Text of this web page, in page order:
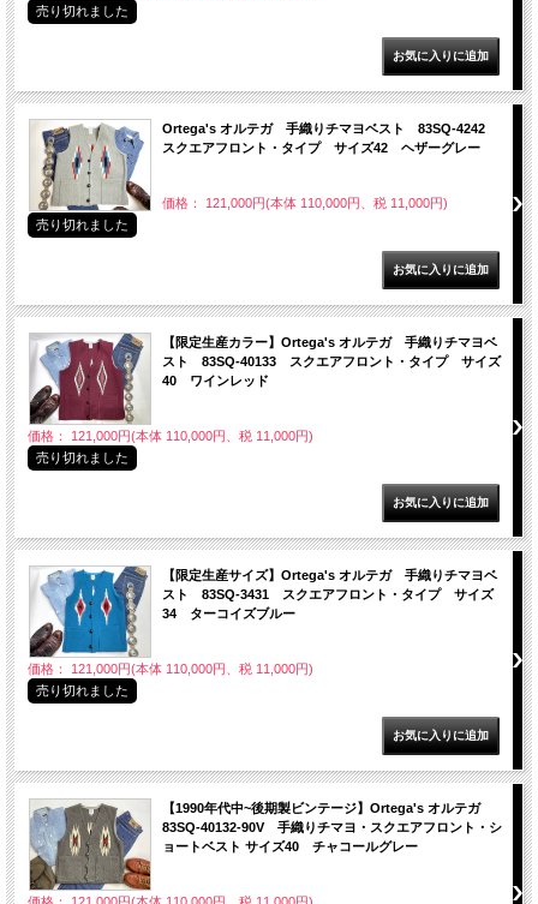
売り切れました
Ortega's オルテガ 手織りチマヨベスト 83SQ-4242
スクエアフロント・タイプ サイズ42 ヘザーグレー
価格： 121,000円(本体 110,000円、税 11,000円)
売り切れました
【限定生産カラー】Ortega's オルテガ 手織りチマヨベ
スト 83SQ-40133 スクエアフロント・タイプ サイズ
40 ワインレッド
価格： 121,000円(本体 110,000円、税 11,000円)
売り切れました
【限定生産サイズ】Ortega's オルテガ 手織りチマヨベ
スト 83SQ-3431 スクエアフロント・タイプ サイズ
34 ターコイズブルー
価格： 121,000円(本体 110,000円、税 11,000円)
売り切れました
【1990年代中~後期製ビンテージ】Ortega's オルテガ
83SQ-40132-90V 手織りチマヨ・スクエアフロント・シ
ョートベスト サイズ40 チャコールグレー